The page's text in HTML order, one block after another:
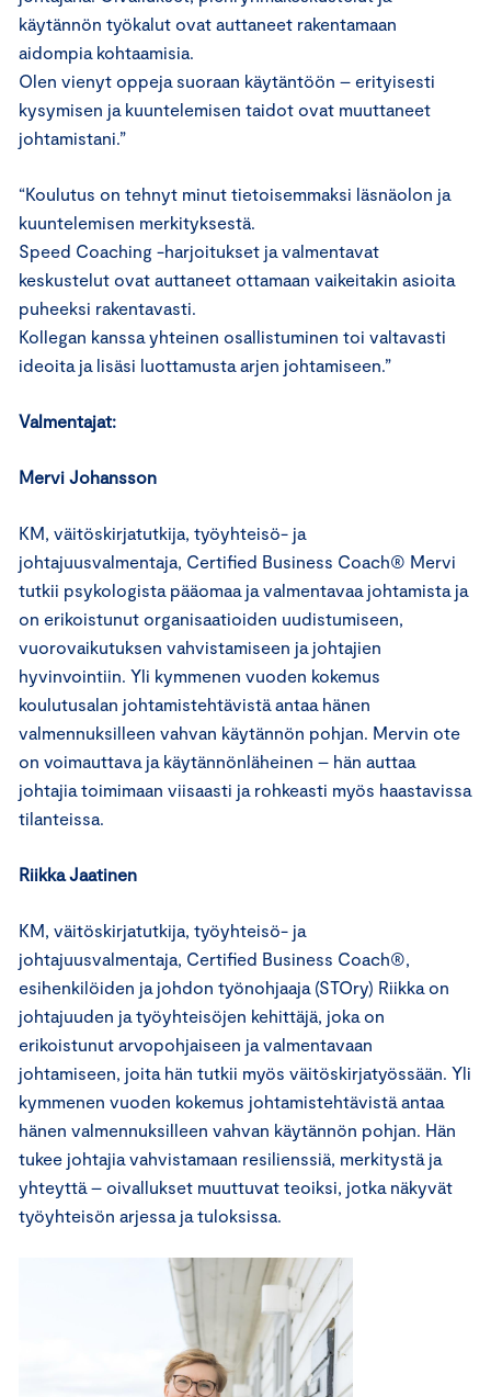
käytännön työkalut ovat auttaneet rakentamaan
aidompia kohtaamisia.
Olen vienyt oppeja suoraan käytäntöön – erityisesti
kysymisen ja kuuntelemisen taidot ovat muuttaneet
johtamistani.”
“Koulutus on tehnyt minut tietoisemmaksi läsnäolon ja
kuuntelemisen merkityksestä.
Speed Coaching -harjoitukset ja valmentavat
keskustelut ovat auttaneet ottamaan vaikeitakin asioita
puheeksi rakentavasti.
Kollegan kanssa yhteinen osallistuminen toi valtavasti
ideoita ja lisäsi luottamusta arjen johtamiseen.”
Valmentajat:
Mervi Johansson
KM, väitöskirjatutkija, työyhteisö- ja
johtajuusvalmentaja, Certified Business Coach® Mervi
tutkii psykologista pääomaa ja valmentavaa johtamista ja
on erikoistunut organisaatioiden uudistumiseen,
vuorovaikutuksen vahvistamiseen ja johtajien
hyvinvointiin. Yli kymmenen vuoden kokemus
koulutusalan johtamistehtävistä antaa hänen
valmennuksilleen vahvan käytännön pohjan. Mervin ote
on voimauttava ja käytännönläheinen – hän auttaa
johtajia toimimaan viisaasti ja rohkeasti myös haastavissa
tilanteissa.
Riikka Jaatinen
KM, väitöskirjatutkija, työyhteisö- ja
johtajuusvalmentaja, Certified Business Coach®,
esihenkilöiden ja johdon työnohjaaja (STOry) Riikka on
johtajuuden ja työyhteisöjen kehittäjä, joka on
erikoistunut arvopohjaiseen ja valmentavaan
johtamiseen, joita hän tutkii myös väitöskirjatyössään. Yli
kymmenen vuoden kokemus johtamistehtävistä antaa
hänen valmennuksilleen vahvan käytännön pohjan. Hän
tukee johtajia vahvistamaan resilienssiä, merkitystä ja
yhteyttä – oivallukset muuttuvat teoiksi, jotka näkyvät
työyhteisön arjessa ja tuloksissa.